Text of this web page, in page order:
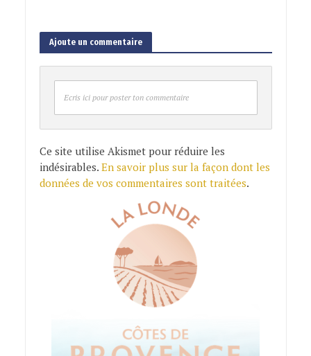
Ajoute un commentaire
Ecris ici pour poster ton commentaire
Ce site utilise Akismet pour réduire les
indésirables. En savoir plus sur la façon dont les
données de vos commentaires sont traitées.